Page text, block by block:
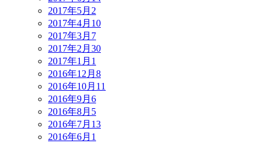
2017年5月 2
2017年4月 10
2017年3月 7
2017年2月 30
2017年1月 1
2016年12月 8
2016年10月 11
2016年9月 6
2016年8月 5
2016年7月 13
2016年6月 1